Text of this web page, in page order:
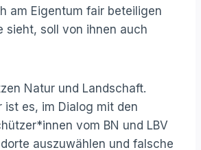
am Eigentum fair beteiligen
sieht, soll von ihnen auch
Natur und Landschaft.
ist es, im Dialog mit den
vom BN und LBV
auszuwählen und falsche